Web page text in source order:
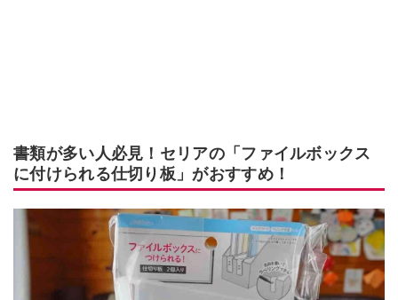
書類が多い人必見！セリアの「ファイルボックス
に付けられる仕切り板」がおすすめ！